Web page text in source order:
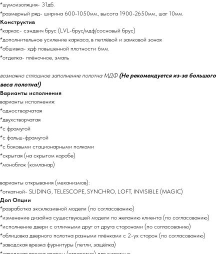
*шумоизоляция- 31дб.
*размерный ряд- ширина 600-1050мм., высота 1900-2650мм., шаг 10мм.
Конструктив
*каркас- сэндвич брус (LVL-брус/мдф/сосновый брус)
*дополнительное усиление каркаса, в петлёвой и замковой зонах
*обшивка- хдф повышенной плотности 6мм.
*отделка- плёночное, эмаль
возможно сплошное заполнение полотна МДФ (Не рекомендуется из-за большого
веса полотна!)
Варианты исполнения
варианты исполнения:
*одностворчатая
*двухстворчатая
*с фрамугой
*с фальш-фрамугой
*с боковыми стационарными полками
*скрытая (на скрытом коробе)
*моноблок (комланар)
варианты открывания (механизмов):
*откатной- SLIDING, TELESCOPE, SYNCHRO, LOFT, INVISIBLE (MAGIC)
Доп Опции
*разработка эксклюзивной модели (по согласованию)
*изменение дизайна существующей модели по желанию клиента (по согласованию)
*исполнение двери с отличными друг от друга сторонами (по согласованию)
*облицовка дверного полотна разными плёнками с 2-ух сторон (по согласованию)
*заводская врезка фурнитуры (петли, защёлка)